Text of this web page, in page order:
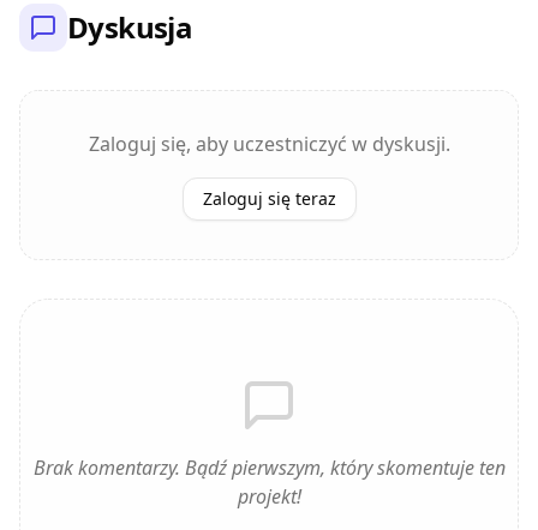
Dyskusja
Zaloguj się, aby uczestniczyć w dyskusji.
Zaloguj się teraz
Brak komentarzy. Bądź pierwszym, który skomentuje ten
projekt!